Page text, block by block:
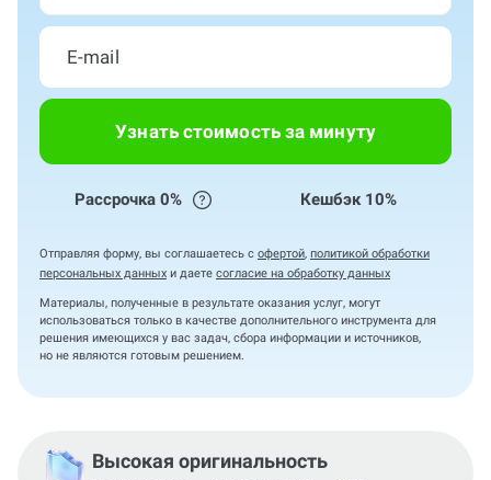
Узнать стоимость за минуту
Рассрочка 0% Кешбэк 10%
Отправляя форму, вы соглашаетесь с офертой, политикой обработки
персональных данных и даете согласие на обработку данных
Материалы, полученные в результате оказания услуг, могут
использоваться только в качестве дополнительного инструмента для
решения имеющихся у вас задач, сбора информации и источников,
но не являются готовым решением.
Высокая оригинальность